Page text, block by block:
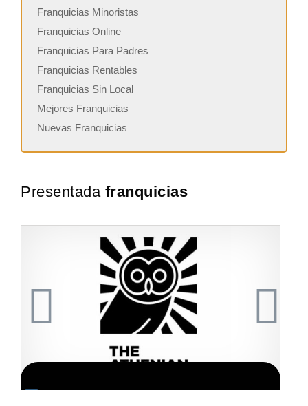
Franquicias Minoristas
Franquicias Online
Franquicias Para Padres
Franquicias Rentables
Franquicias Sin Local
Mejores Franquicias
Nuevas Franquicias
Presentada franquicias